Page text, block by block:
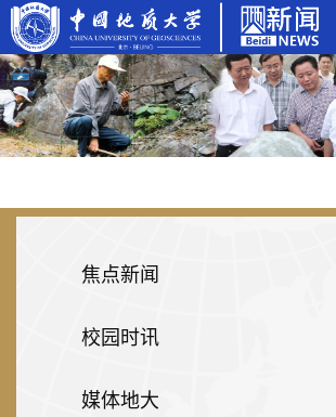
焦点新闻
校园时讯
媒体地大